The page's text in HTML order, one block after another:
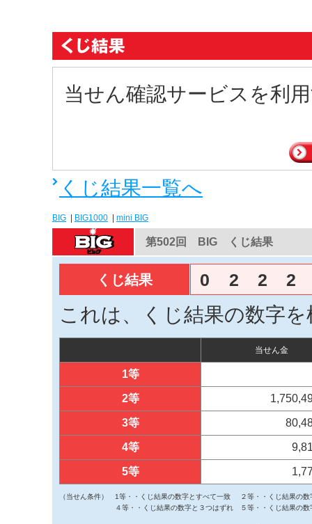
当せん確認サービスを利
くじ結果一覧へ
BIG BIG1000 mini BIG
第502回 BIG くじ結果
くじ結果 0 2 2 2
これは、くじ結果の数字
当せん金
1等
2等
3等
4等
5等
（当せん条件） 1等・・くじ結果の数字とすべて一致
２等・・くじ結果の
４等・・くじ結果の数字と３つはずれ
５等・・くじ結果の